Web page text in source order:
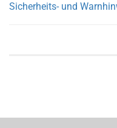
Sicherheits- und